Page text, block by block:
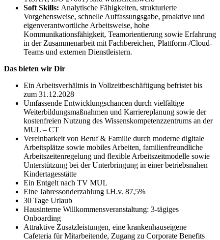
Soft Skills: Analytische Fähigkeiten, strukturierte
Vorgehensweise, schnelle Auffassungsgabe, proaktive und
eigenverantwortliche Arbeitsweise, hohe
Kommunikationsfähigkeit, Teamorientierung sowie Erfahrung
in der Zusammenarbeit mit Fachbereichen, Plattform-/Cloud-
Teams und externen Dienstleistern.
Das bieten wir Dir
Ein Arbeitsverhältnis in Vollzeitbeschäftigung befristet bis
zum 31.12.2028
Umfassende Entwicklungschancen durch vielfältige
Weiterbildungsmaßnahmen und Karriereplanung sowie der
kostenfreien Nutzung des Wissenskompetenzzentrums an der
MUL – CT
Vereinbarkeit von Beruf & Familie durch moderne digitale
Arbeitsplätze sowie mobiles Arbeiten, familienfreundliche
Arbeitszeitenregelung und flexible Arbeitszeitmodelle sowie
Unterstützung bei der Unterbringung in einer betriebsnahen
Kindertagesstätte
Ein Entgelt nach TV MUL
Eine Jahressonderzahlung i.H.v. 87,5%
30 Tage Urlaub
Hausinterne Willkommensveranstaltung: 3-tägiges
Onboarding
Attraktive Zusatzleistungen, eine krankenhauseigene
Cafeteria für Mitarbeitende, Zugang zu Corporate Benefits